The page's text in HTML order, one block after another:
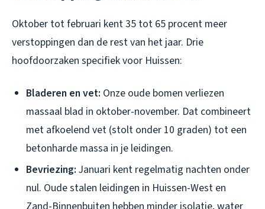
Oktober tot februari kent 35 tot 65 procent meer
verstoppingen dan de rest van het jaar. Drie
hoofdoorzaken specifiek voor Huissen:
Bladeren en vet: Onze oude bomen verliezen
massaal blad in oktober-november. Dat combineert
met afkoelend vet (stolt onder 10 graden) tot een
betonharde massa in je leidingen.
Bevriezing: Januari kent regelmatig nachten onder
nul. Oude stalen leidingen in Huissen-West en